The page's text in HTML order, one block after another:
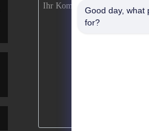
Good day, what
for?